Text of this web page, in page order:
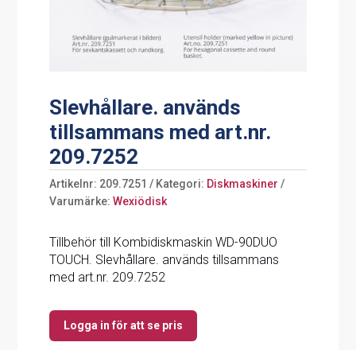
Slevhållare. används
tillsammans med art.nr.
209.7252
Artikelnr: 209.7251 Kategori: Diskmaskiner
Varumärke:Wexiödisk
Tillbehör till Kombidiskmaskin WD-90DUO
TOUCH. Slevhållare. används tillsammans
med art.nr. 209.7252
Logga in för att se pris